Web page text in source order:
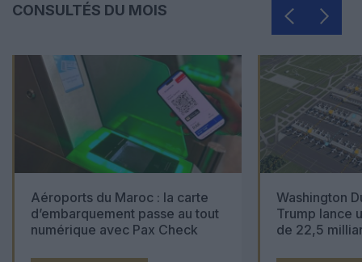
CONSULTÉS DU MOIS
Aéroports du Maroc : la carte
d’embarquement passe au tout
numérique avec Pax Check
Washington
Trump lance
de 22,5